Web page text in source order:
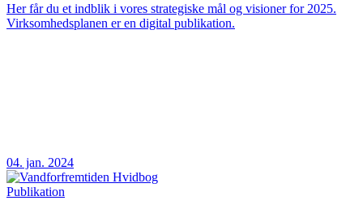
Her får du et indblik i vores strategiske mål og visioner for 2025.
Virksomhedsplanen er en digital publikation.
04. jan. 2024
Publikation